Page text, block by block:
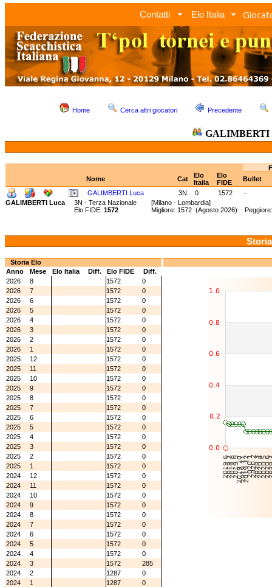
Contatti Elo Italia
Home Cerca altri giocatori Precedente
GALIMBERTI
Nome
Cat
Elo
Italia
Elo
FIDE
Bullet
GALIMBERTI Luca
3N 0 1572
-
GALIMBERTI Luca
3N - Terza Nazionale [Milano - Lombardia]
Elo FIDE: 1572 Migliore: 1572 (Agosto 2026)
Storia Elo
Anno
Mese Elo Italia Diff. Elo FIDE
Diff.
2026
8 1572
0
2026
7 1572
0
2026
6 1572
0
2026
5 1572
0
2026
4 1572
0
2026
3 1572
0
2026
2 1572
0
2026
1 1572
0
2025
12 1572
0
2025
11 1572
0
2025
10 1572
0
2025
9 1572
0
2025
8 1572
0
2025
7 1572
0
2025
6 1572
0
2025
5 1572
0
2025
4 1572
0
2025
3 1572
0
2025
2 1572
0
2025
1 1572
0
2024
12 1572
0
2024
11 1572
0
2024
10 1572
0
2024
9 1572
0
2024
8 1572
0
2024
7 1572
0
2024
6 1572
0
2024
5 1572
0
2024
4 1572
0
2024
3 1572
285
2024
2 1287
0
2024
1 1287
0